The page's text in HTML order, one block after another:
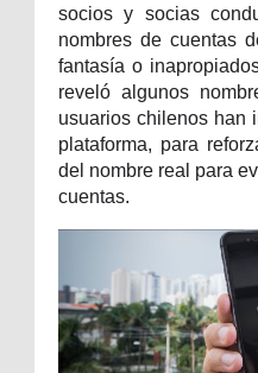
socios y socias
nombres de cuentas
fantasía o
reveló algunos
usuarios chilenos han
plataforma, para
del nombre real para
cuentas.